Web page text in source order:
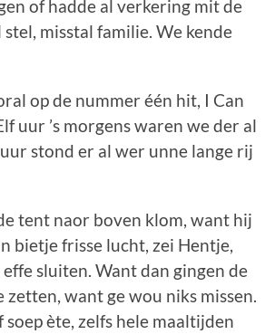
of hadde al verkering mit de
misstal familie. We kende
op de nummer één hit, I Can
uur ’s morgens waren we der al
stond er al wer unne lange rij
tent naor boven klom, want hij
bietje frisse lucht, zei Hentje,
effe sluiten. Want dan gingen de
want ge wou niks missen.
ète, zelfs hele maaltijden